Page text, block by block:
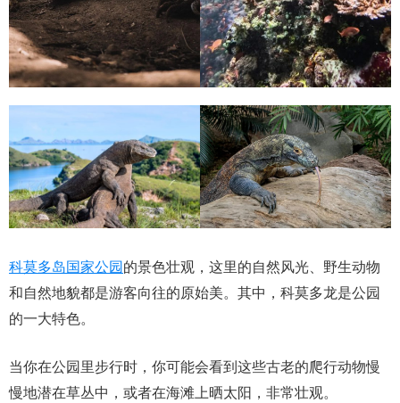
科莫多岛国家公园 的景色壮观，这里的自然风光、野生动物
和自然地貌都是游客向往的原始美。其中，科莫多龙是公园
的一大特色。
当你在公园里步行时，你可能会看到这些古老的爬行动物慢
慢地潜在草丛中，或者在海滩上晒太阳，非常壮观。